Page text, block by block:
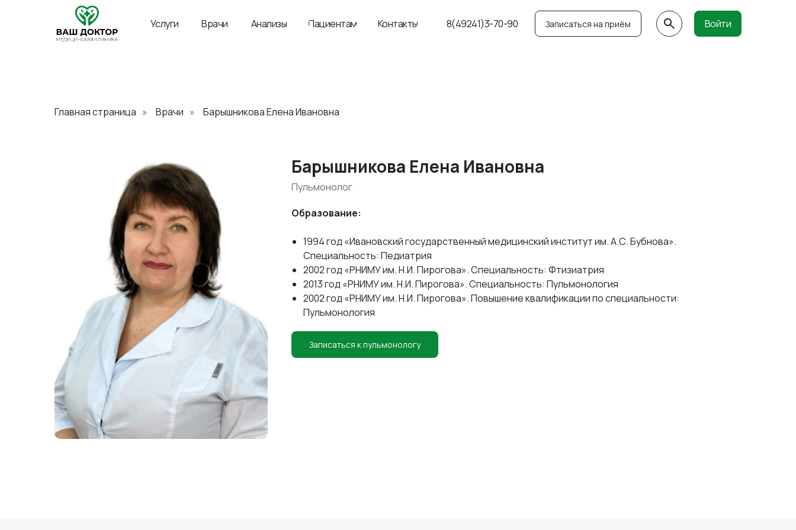
8(49241)3-70-90 Записаться на приём
Контакты Войти
Пациентам
Анализы
Врачи
Услуги
Главная страница » Врачи » Барышникова Елена Ивановна
Барышникова Елена Ивановна
Пульмонолог
Образование:
1994 год «Ивановский государственный медицинский институт им. А.С. Бубнова».
Специальность: Педиатрия
2002 год «РНИМУ им. Н.И. Пирогова». Специальность: Фтизиатрия
2013 год «РНИМУ им. Н.И. Пирогова». Специальность: Пульмонология
2002 год «РНИМУ им. Н.И. Пирогова». Повышение квалификации по специальности:
Пульмонология
Записаться к пульмонологу